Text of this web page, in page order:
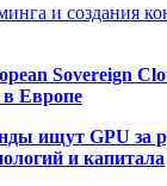
и создания
Sovereign
в Европе
ищут GPU за
и капитала